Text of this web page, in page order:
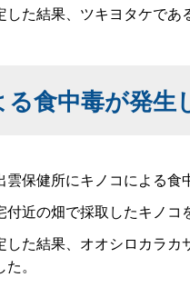
た結果、ツキヨタケで
食中毒が発生
保健所にキノコによる
近の畑で採取したキノ
た結果、オオシロカラ
。